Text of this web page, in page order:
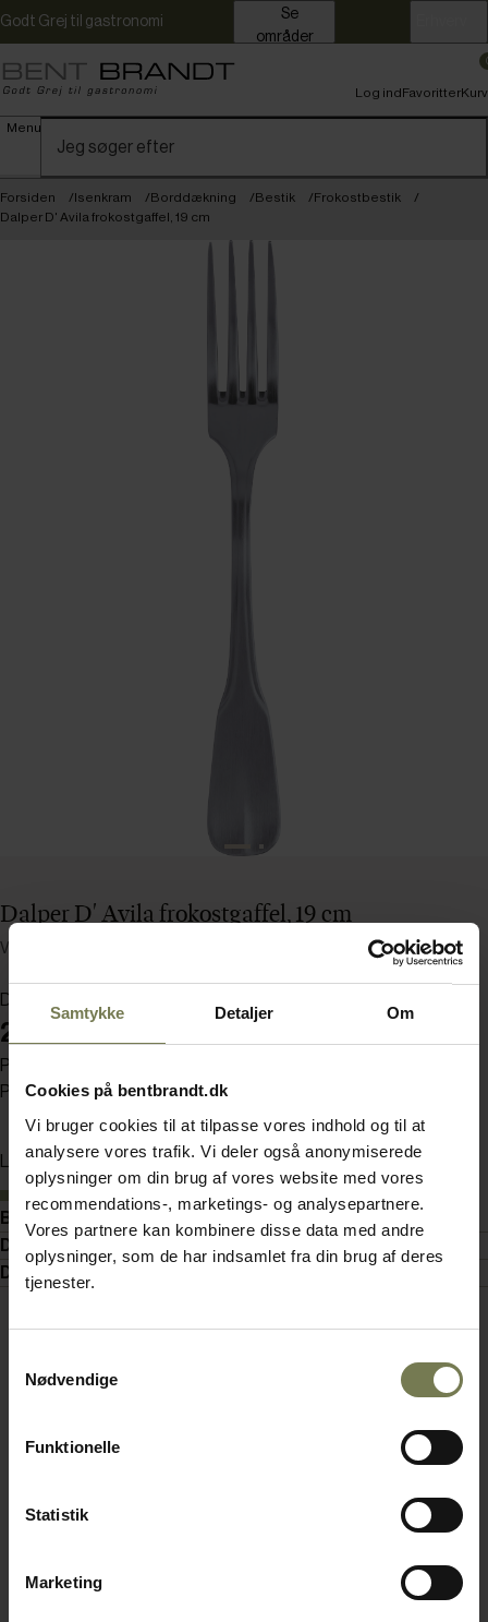
Samtykke Detaljer Om
Cookies på bentbrandt.dk
Vi bruger cookies til at tilpasse vores indhold og til at
analysere vores trafik. Vi deler også anonymiserede
oplysninger om din brug af vores website med vores
recommendations-, marketings- og analysepartnere.
Vores partnere kan kombinere disse data med andre
oplysninger, som de har indsamlet fra din brug af deres
tjenester.
Nødvendige
Funktionelle
Statistik
Marketing
Godt Grej til gastronomi
områder
Menu
Log indFavoritterKurv
Forsiden Isenkram Borddækning Bestik
Frokostbestik
Dalper D' Avila frokostgaffel, 19 cm
Dalper D' Avila frokostgaffel, 19 cm
Varenummer: 25371102
Din pris (ekskl. moms)
22,00 kr./stk.
Pakker af 12 stk.
Pris pr. pakke 264,00 kr. (ekskl. moms)
Læg i kurv
Beskrivelse
Detaljer
Dokumenter